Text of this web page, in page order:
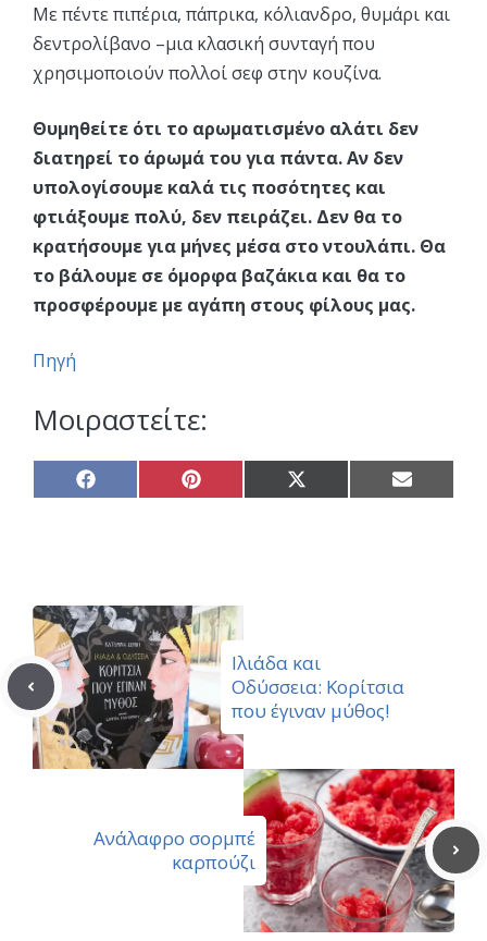
Με πέντε πιπέρια, πάπρικα, κόλιανδρο, θυμάρι και
δεντρολίβανο –μια κλασική συνταγή που
χρησιμοποιούν πολλοί σεφ στην κουζίνα.
Θυμηθείτε ότι το αρωματισμένο αλάτι δεν
διατηρεί το άρωμά του για πάντα. Αν δεν
υπολογίσουμε καλά τις ποσότητες και
φτιάξουμε πολύ, δεν πειράζει. Δεν θα το
κρατήσουμε για μήνες μέσα στο ντουλάπι. Θα
το βάλουμε σε όμορφα βαζάκια και θα το
προσφέρουμε με αγάπη στους φίλους μας.
Πηγή
Μοιραστείτε:
Share
on
Share
on
Share
on
Share
on
Ιλιάδα και
Οδύσσεια: Κορίτσια
που έγιναν μύθος!
Ανάλαφρο σορμπέ
καρπούζι